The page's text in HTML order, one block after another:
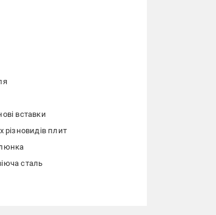
вставки
різновидів плит
сталь